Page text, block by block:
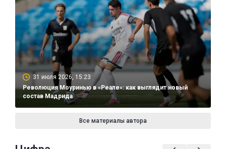
31 июля 2026, 15:23
Революция Моуринью в «Реале»: как выглядит новый
состав Мадрида
Все материалы автора